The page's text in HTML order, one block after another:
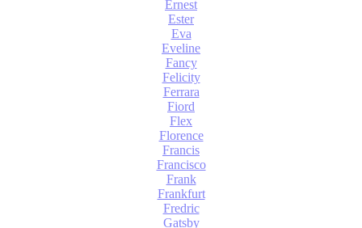
Ernest
Ester
Eva
Eveline
Fancy
Felicity
Ferrara
Fiord
Flex
Florence
Francis
Francisco
Frank
Frankfurt
Fredric
Gatsby